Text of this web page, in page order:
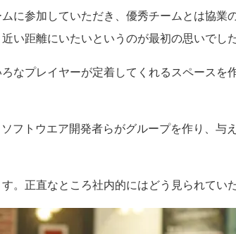
に参加していただき、優秀チームとは協業
い距離にいたいというのが最初の思いでした
なプレイヤーが定着してくれるスペース
フトウエア開発者らがグループを作り、
。正直なところ社内的にはどう見られてい